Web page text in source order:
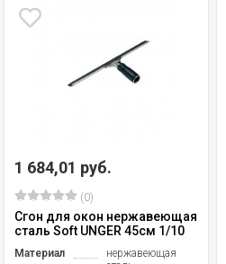
1 684,01 руб.
(0)
Сгон для окон нержавеющая
сталь Soft UNGER 45см 1/10
Материал
нержавеющая